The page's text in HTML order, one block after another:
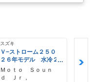
スズキ
Ｖ−ストローム２５０
２６年モデル 水冷２
気筒エンジン ＬＥＤ
ヘッドライト標準装備
Ｍｏｔｏ Ｓｏｕｎ
ｄ Ｊｒ，